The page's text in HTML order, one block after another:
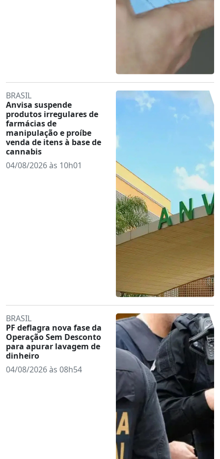
BRASIL
Anvisa suspende
produtos irregulares de
farmácias de
manipulação e proíbe
venda de itens à base de
cannabis
04/08/2026 às 10h01
BRASIL
PF deflagra nova fase da
Operação Sem Desconto
para apurar lavagem de
dinheiro
04/08/2026 às 08h54